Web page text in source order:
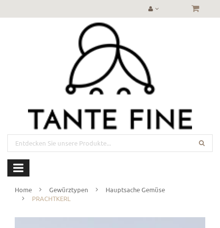
Home Gewürztypen
Hauptsache Gemüse
PRACHTKERL